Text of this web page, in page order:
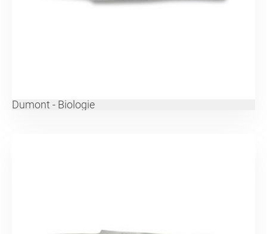
Dumont - Biologie